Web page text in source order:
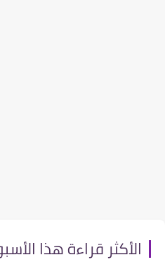
الأكثر قراءة هذا الأسبوع